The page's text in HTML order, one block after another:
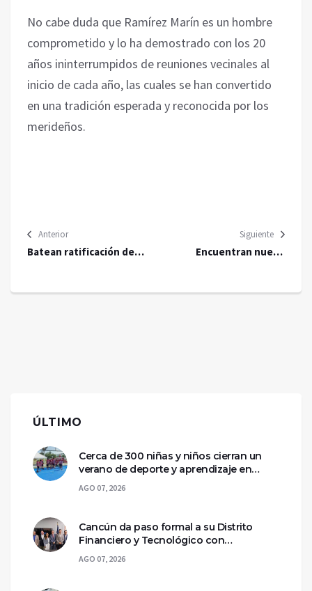
No cabe duda que Ramírez Marín es un hombre
comprometido y lo ha demostrado con los 20
años ininterrumpidos de reuniones vecinales al
inicio de cada año, las cuales se han convertido
en una tradición esperada y reconocida por los
merideños.
Anterior
Batean ratificación de
Siguiente
Encuentran nueve
ÚLTIMO
Cerca de 300 niñas y niños cierran un
verano de deporte y aprendizaje en
Chetumal
AGO 07, 2026
Cancún da paso formal a su Distrito
Financiero y Tecnológico con
declaratoria federal
AGO 07, 2026